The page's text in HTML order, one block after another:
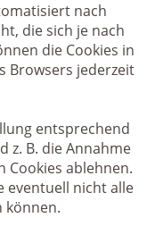
nach
die sich je nach
die Cookies in
Browsers jederzeit
entsprechend
z. B. die Annahme
Cookies ablehnen.
eventuell nicht alle
können.